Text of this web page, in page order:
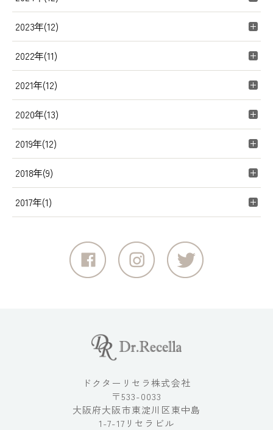
2023年(12)
2022年(11)
2021年(12)
2020年(13)
2019年(12)
2018年(9)
2017年(1)
ドクターリセラ株式会社
〒533-0033
大阪府大阪市東淀川区東中島
1-7-17リセラビル